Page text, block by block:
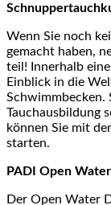
Wenn Sie noch
gemacht haben,
teil! Innerhalb
Einblick in die
Schwimmbecken.
Tauchausbildung
können Sie mit
starten.
PADI Open
Der Open Water